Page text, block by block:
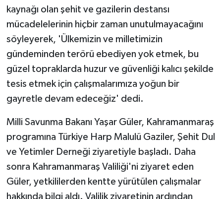
kaynağı olan şehit ve gazilerin destansı
mücadelelerinin hiçbir zaman unutulmayacağını
söyleyerek, 'Ülkemizin ve milletimizin
gündeminden terörü ebediyen yok etmek, bu
güzel topraklarda huzur ve güvenliği kalıcı şekilde
tesis etmek için çalışmalarımıza yoğun bir
gayretle devam edeceğiz' dedi.
Milli Savunma Bakanı Yaşar Güler, Kahramanmaraş
programına Türkiye Harp Malulü Gaziler, Şehit Dul
ve Yetimler Derneği ziyaretiyle başladı. Daha
sonra Kahramanmaraş Valiliği'ni ziyaret eden
Güler, yetkililerden kentte yürütülen çalışmalar
hakkında bilgi aldı. Valilik ziyaretinin ardından